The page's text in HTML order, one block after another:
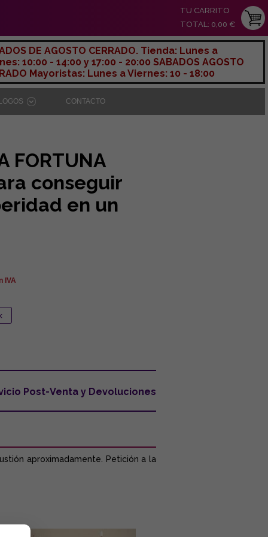
TU CARRITO
TOTAL: 0,00 €
DE AGOSTO CERRADO. Tienda: Lunes a
10:00 - 14:00 y 17:00 - 20:00 SABADOS AGOSTO
Mayoristas: Lunes a Viernes: 10 - 18:00
CONTACTO
FORTUNA
conseguir
en un
IVA
Post-Venta y Devoluciones
aproximadamente. Petición a la